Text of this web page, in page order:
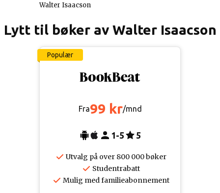
Walter Isaacson
Lytt til bøker av Walter Isaacson
Populær
Fra99 kr/mnd
1-5 5
Utvalg på over 800 000 bøker
Studentrabatt
Mulig med familieabonnement